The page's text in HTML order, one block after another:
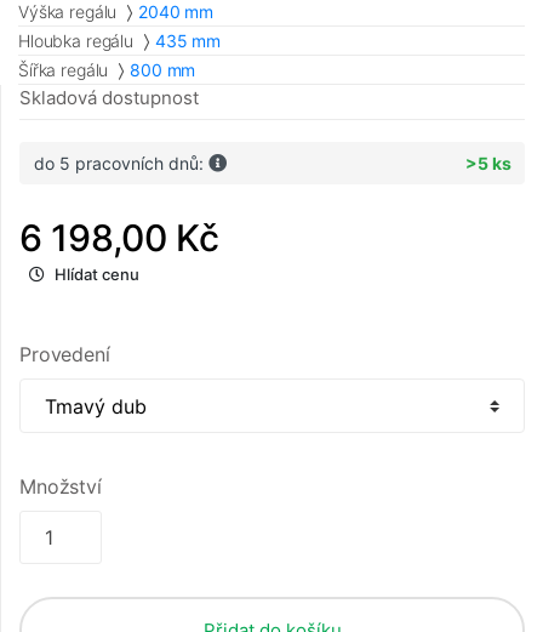
Výška regálu
2040 mm
Hloubka regálu
435 mm
Šířka regálu
800 mm
Skladová dostupnost
do 5 pracovních dnů: >5 ks
6 198,00 Kč
Hlídat cenu
Provedení
Množství